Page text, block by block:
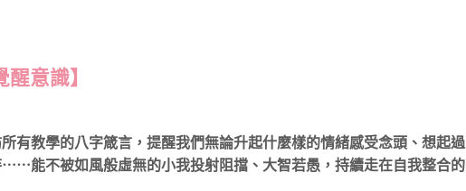
意識】
有教學的八字箴言，提醒我們無論升起什麼樣的情緒感受念頭、想起過
能不被如風般虛無的小我投射阻擋、大智若愚，持續走在自我整合的